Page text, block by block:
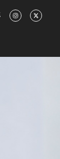
フスタイル情報